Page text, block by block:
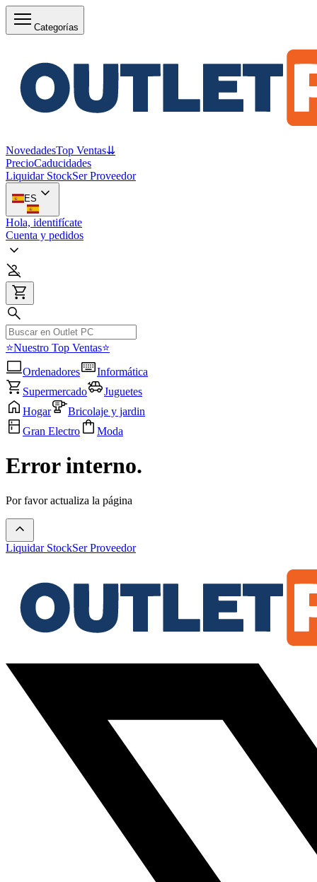
Categorías
NovedadesTop Ventas⇊
PrecioCaducidades
Liquidar StockSer Proveedor
ES
Hola, identifícate
Cuenta y pedidos
⭐Nuestro Top Ventas⭐
Ordenadores
Informática
Supermercado
Juguetes
Hogar
Bricolaje y jardin
Gran Electro
Moda
Error interno.
Por favor actualiza la página
Liquidar StockSer Proveedor